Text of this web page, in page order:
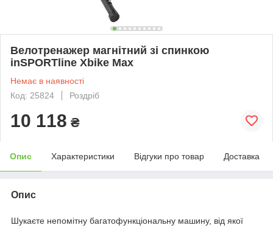
Велотренажер магнітний зі спинкою
inSPORTline Xbike Max
Немає в наявності
Код: 25824
Роздріб
10 118 ₴
Опис Характеристики Відгуки про товар Доставка
Опис
Шукаєте непомітну багатофункціональну машину, від якої